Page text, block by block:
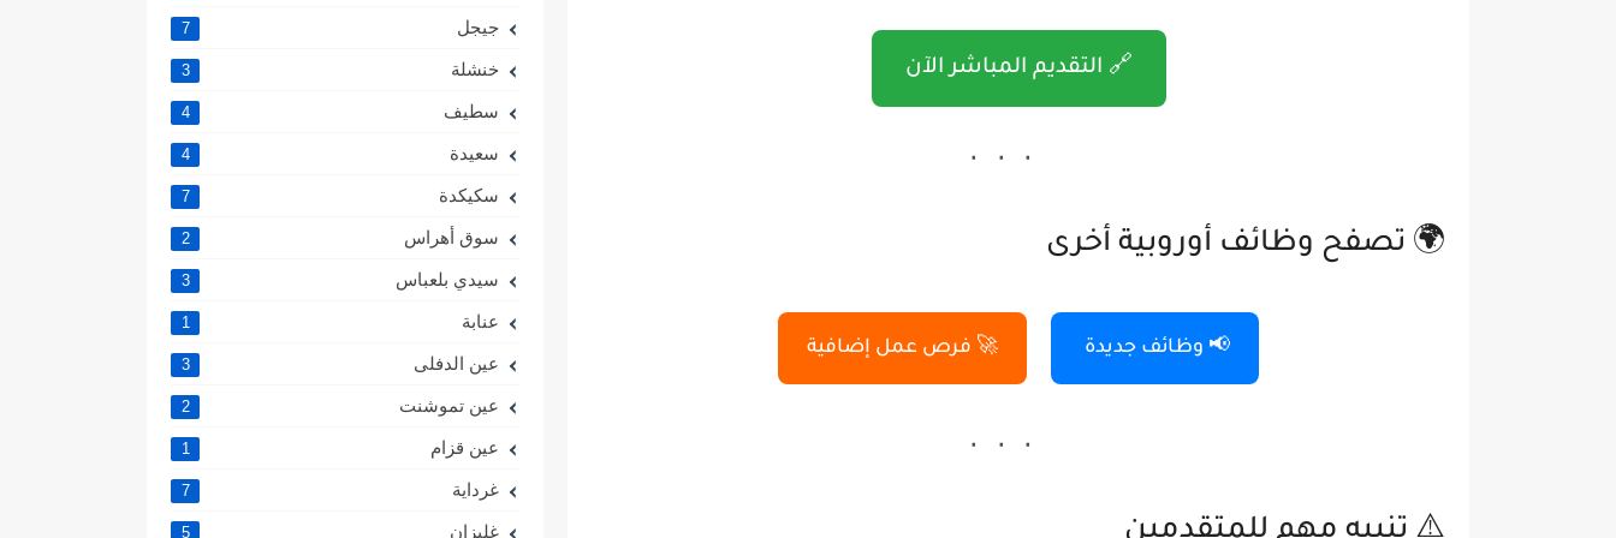
🔗 التقديم المباشر الآن
🌍 تصفح وظائف أوروبية أخرى
📢 وظائف جديدة 🚀 فرص عمل إضافية
جيجل 7
خنشلة 3
سطيف 4
سعيدة 4
سكيكدة 7
سوق أهراس 2
سيدي بلعباس 3
عنابة 1
عين الدفلى 3
عين تموشنت 2
عين قزام 1
غرداية 7
غليزان 5